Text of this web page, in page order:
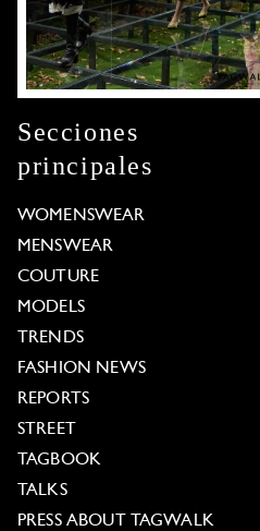
Secciones
principales
WOMENSWEAR
MENSWEAR
COUTURE
MODELS
TRENDS
FASHION NEWS
REPORTS
STREET
TAGBOOK
TALKS
PRESS ABOUT TAGWALK